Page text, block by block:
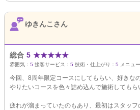
ゆきんこさん
総合 5 ★★★★★
雰囲気： 5 接客サービス： 5 技術・仕上がり： 5 メニュ
今回、8周年限定コースにしてもらい、好きな
やりたいコースを色々詰め込んで施術してもら
疲れが溜まっていたのもあり、最初はスタッ